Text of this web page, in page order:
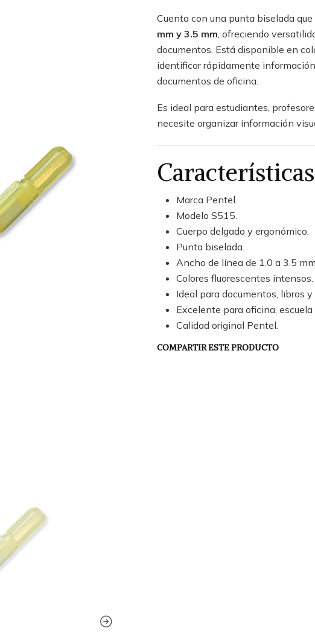
Cuenta con una punta biselada
mm y 3.5 mm, ofreciendo
documentos. Está disponible en
identificar rápidamente
documentos de oficina.
Es ideal para estudiantes,
necesite organizar información
Características
Marca Pentel.
Modelo S515.
Cuerpo delgado y ergonómico.
Punta biselada.
Ancho de línea de 1.0 a 3.5
Colores fluorescentes intensos.
Ideal para documentos, libros
Excelente para oficina,
Calidad original Pentel.
COMPARTIR ESTE PRODUCTO